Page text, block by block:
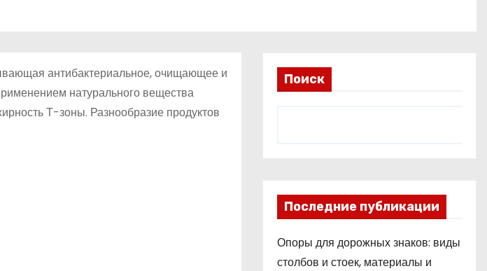
антибактериальное, очищающее и
натурального вещества
Т-зоны. Разнообразие продуктов
Поиск
Последние публикации
Опоры для дорожных знаков: виды
столбов и стоек, материалы и